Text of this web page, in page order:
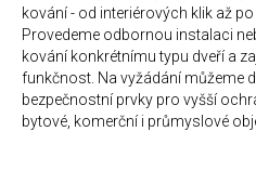
kování - od interiérových klik až
Provedeme odbornou instalaci
kování konkrétnímu typu dveří a
funkčnost. Na vyžádání můžeme
bezpečnostní prvky pro vyšší
bytové, komerční i průmyslové